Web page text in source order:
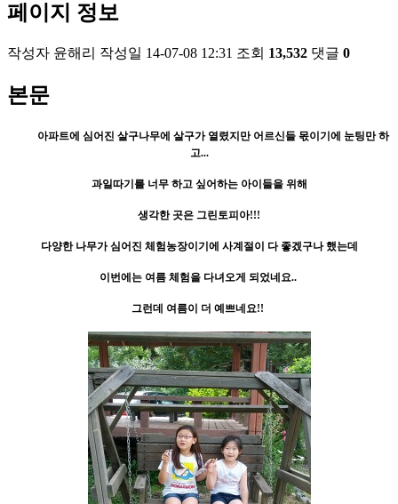
페이지 정보
작성자 윤해리 작성일 14-07-08 12:31 조회 13,532 댓글 0
본문
아파트에 심어진 살구나무에 살구가 열렸지만 어르신들 몫이기에 눈팅만 하
고...
과일따기를 너무 하고 싶어하는 아이들을 위해
생각한 곳은 그린토피아!!!
다양한 나무가 심어진 체험농장이기에 사계절이 다 좋겠구나 했는데
이번에는 여름 체험을 다녀오게 되었네요..
그런데 여름이 더 예쁘네요!!